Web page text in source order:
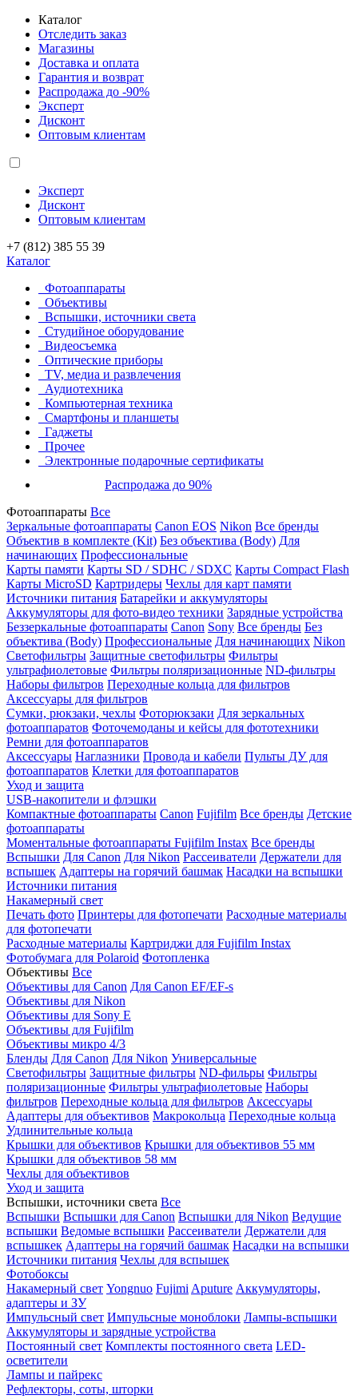
Каталог
Отследить заказ
Магазины
Доставка и оплата
Гарантия и возврат
Распродажа до -90%
Эксперт
Дисконт
Оптовым клиентам
Эксперт
Дисконт
Оптовым клиентам
+7 (812) 385 55 39
Каталог
Фотоаппараты
Объективы
Вспышки, источники света
Студийное оборудование
Видеосъемка
Оптические приборы
TV, медиа и развлечения
Аудиотехника
Компьютерная техника
Смартфоны и планшеты
Гаджеты
Прочее
Электронные подарочные сертификаты
Распродажа до 90%
Фотоаппараты Все
Зеркальные фотоаппараты Canon EOS Nikon Все бренды
Объектив в комплекте (Kit) Без объектива (Body) Для
начинающих Профессиональные
Карты памяти Карты SD / SDHC / SDXC Карты Compact Flash
Карты MicroSD Картридеры Чехлы для карт памяти
Источники питания Батарейки и аккумуляторы
Аккумуляторы для фото-видео техники Зарядные устройства
Беззеркальные фотоаппараты Canon Sony Все бренды Без
объектива (Body) Профессиональные Для начинающих Nikon
Светофильтры Защитные светофильтры Фильтры
ультрафиолетовые Фильтры поляризационные ND-фильтры
Наборы фильтров Переходные кольца для фильтров
Аксессуары для фильтров
Сумки, рюкзаки, чехлы Фоторюкзаки Для зеркальных
фотоаппаратов Фоточемоданы и кейсы для фототехники
Ремни для фотоаппаратов
Аксессуары Наглазники Провода и кабели Пульты ДУ для
фотоаппаратов Клетки для фотоаппаратов
Уход и защита
USB-накопители и флэшки
Компактные фотоаппараты Canon Fujifilm Все бренды Детские
фотоаппараты
Моментальные фотоаппараты Fujifilm Instax Все бренды
Вспышки Для Canon Для Nikon Рассеиватели Держатели для
вспышек Адаптеры на горячий башмак Насадки на вспышки
Источники питания
Накамерный свет
Печать фото Принтеры для фотопечати Расходные материалы
для фотопечати
Расходные материалы Картриджи для Fujifilm Instax
Фотобумага для Polaroid Фотопленка
Объективы Все
Объективы для Canon Для Canon EF/EF-s
Объективы для Nikon
Объективы для Sony E
Объективы для Fujifilm
Объективы микро 4/3
Бленды Для Canon Для Nikon Универсальные
Светофильтры Защитные фильтры ND-фильры Фильтры
поляризационные Фильтры ультрафиолетовые Наборы
фильтров Переходные кольца для фильтров Аксессуары
Адаптеры для объективов Макрокольца Переходные кольца
Удлинительные кольца
Крышки для объективов Крышки для объективов 55 мм
Крышки для объективов 58 мм
Чехлы для объективов
Уход и защита
Вспышки, источники света Все
Вспышки Вспышки для Canon Вспышки для Nikon Ведущие
вспышки Ведомые вспышки Рассеиватели Держатели для
вспышкек Адаптеры на горячий башмак Насадки на вспышки
Источники питания Чехлы для вспышек
Фотобоксы
Накамерный свет Yongnuo Fujimi Aputure Аккумуляторы,
адаптеры и ЗУ
Импульсный свет Импульсные моноблоки Лампы-вспышки
Аккумуляторы и зарядные устройства
Постоянный свет Комплекты постоянного света LED-
осветители
Лампы и пайрекс
Рефлекторы, соты, шторки